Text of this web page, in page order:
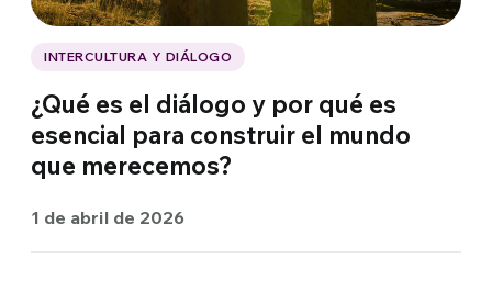
INTERCULTURA Y DIÁLOGO
¿Qué es el diálogo y por qué es
esencial para construir el mundo
que merecemos?
1 de abril de 2026